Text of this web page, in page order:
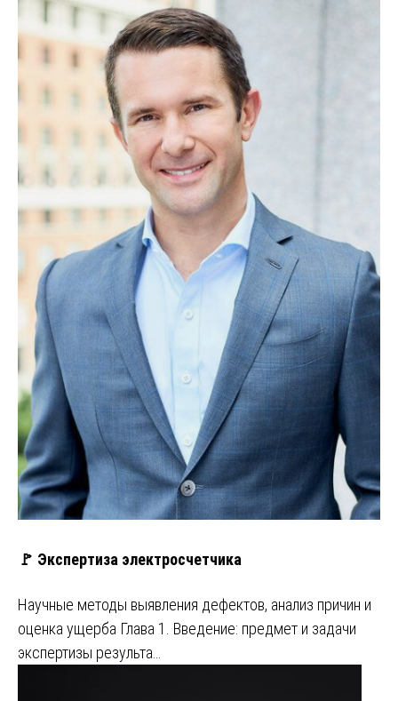
🚩 Экспертиза электросчетчика
Научные методы выявления дефектов, анализ причин и
оценка ущерба Глава 1. Введение: предмет и задачи
экспертизы результа…